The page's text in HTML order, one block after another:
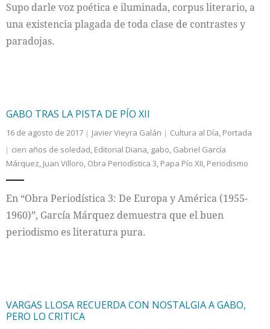
Supo darle voz poética e iluminada, corpus literario, a
una existencia plagada de toda clase de contrastes y
paradojas.
GABO TRAS LA PISTA DE PÍO XII
16 de agosto de 2017 Javier Vieyra Galán Cultura al Día, Portada
cien años de soledad, Editorial Diana, gabo, Gabriel García
Márquez, Juan Villoro, Obra Periodística 3, Papa Pío XII, Periodismo
En “Obra Periodística 3: De Europa y América (1955-
1960)”, García Márquez demuestra que el buen
periodismo es literatura pura.
VARGAS LLOSA RECUERDA CON NOSTALGIA A GABO,
PERO LO CRITICA